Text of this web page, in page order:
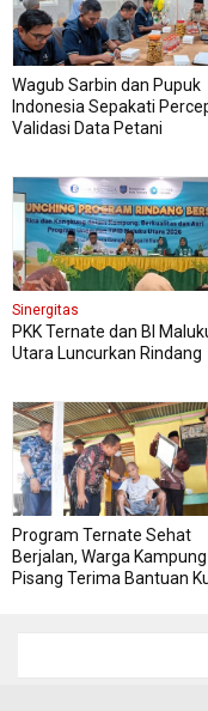
Wagub Sarbin dan Pupuk
Indonesia Sepakati
Validasi Data Petani
Sinergitas
PKK Ternate dan BI
Utara Luncurkan Rindang
Program Ternate Sehat
Berjalan, Warga Kampung
Pisang Terima Bantuan